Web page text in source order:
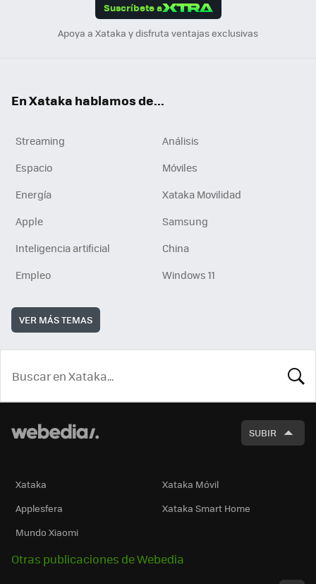
Suscríbete a
Apoya a Xataka y disfruta ventajas exclusivas
En Xataka hablamos de...
Streaming
Análisis
Espacio
Móviles
Energía
Xataka Movilidad
Apple
Samsung
Inteligencia artificial
China
Empleo
Windows 11
VER MÁS TEMAS
SUBIR
Xataka
Xataka Móvil
Applesfera
Xataka Smart Home
Mundo Xiaomi
Otras publicaciones de Webedia